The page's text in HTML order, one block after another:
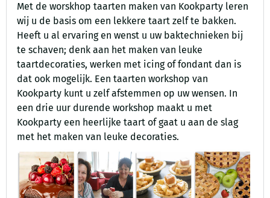
Met de worskhop taarten maken van Kookparty leren
wij u de basis om een lekkere taart zelf te bakken.
Heeft u al ervaring en wenst u uw baktechnieken bij
te schaven; denk aan het maken van leuke
taartdecoraties, werken met icing of fondant dan is
dat ook mogelijk. Een taarten workshop van
Kookparty kunt u zelf afstemmen op uw wensen. In
een drie uur durende workshop maakt u met
Kookparty een heerlijke taart of gaat u aan de slag
met het maken van leuke decoraties.